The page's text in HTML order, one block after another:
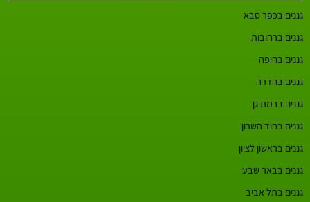
גננים בכפר סבא
גננים ברחובות
גננים בחיפה
גננים בחדרה
גננים ברמת גן
גננים בהוד השרון
גננים בראשון לציון
גננים בבאר שבע
גננים בתל אביב